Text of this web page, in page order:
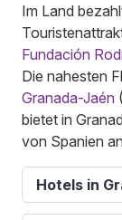
Im Land
Fundación
Die nahesten
Granada-Jaén
bietet in
von Spanien
Hotels in